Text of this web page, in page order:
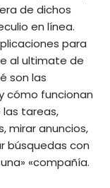
de dichos
en línea.
para
al ultimate de
son las
cómo funcionan
tareas,
mirar anuncios,
búsquedas con
«compañía.